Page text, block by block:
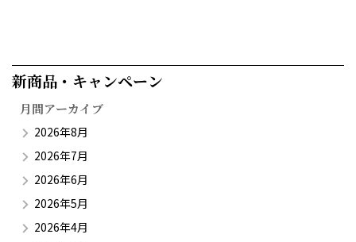
新商品・キャンペーン​
月間アーカイブ
2026年8月
2026年7月
2026年6月
2026年5月
2026年4月